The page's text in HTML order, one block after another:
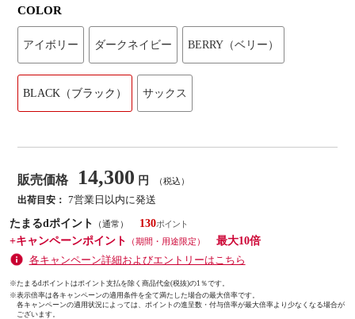
COLOR
アイボリー ダークネイビー BERRY（ベリー）
BLACK（ブラック） サックス
販売価格 14,300 円 （税込）
出荷目安： 7営業日以内に発送
たまるdポイント
（通常）
130
+キャンペーンポイント
（期間・用途限定）
最大10倍
各キャンペーン詳細およびエントリーはこちら
※たまるdポイントはポイント支払を除く商品代金(税抜)の1％です。
※表示倍率は各キャンペーンの適用条件を全て満たした場合の最大倍率です。
各キャンペーンの適用状況によっては、ポイントの進呈数・付与倍率が最大倍率より少なくなる場合が
ございます。